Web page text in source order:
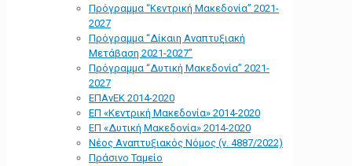
Πρόγραμμα “Κεντρική Μακεδονία” 2021-
2027
Πρόγραμμα “Δίκαιη Αναπτυξιακή
Μετάβαση 2021-2027”
Πρόγραμμα “Δυτική Μακεδονία” 2021-
2027
ΕΠΑνΕΚ 2014-2020
ΕΠ «Kεντρική Μακεδονία» 2014-2020
ΕΠ «Δυτική Μακεδονία» 2014-2020
Νέος Αναπτυξιακός Νόμος (ν. 4887/2022)
Πράσινο Ταμείο